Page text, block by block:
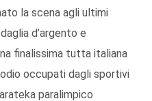
la scena agli ultimi
d’argento e
finalissima tutta italiana
occupati dagli sportivi
paralimpico